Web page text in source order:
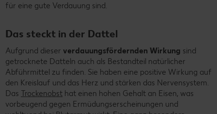
für eine gute Verdauung sind.
Das steckt in der Dattel
Aufgrund dieser verdauungsfördernden Wirkung sind
getrocknete Datteln auch als Bestandteil natürlicher
Abführmittel zu finden. Sie haben eine positive Wirkung auf
den Kreislauf und das Herz und stärken das Nervensystem.
Das Trockenobst hat einen hohen Gehalt an Eisen, was
vorbeugend gegen Ermüdungserscheinungen und